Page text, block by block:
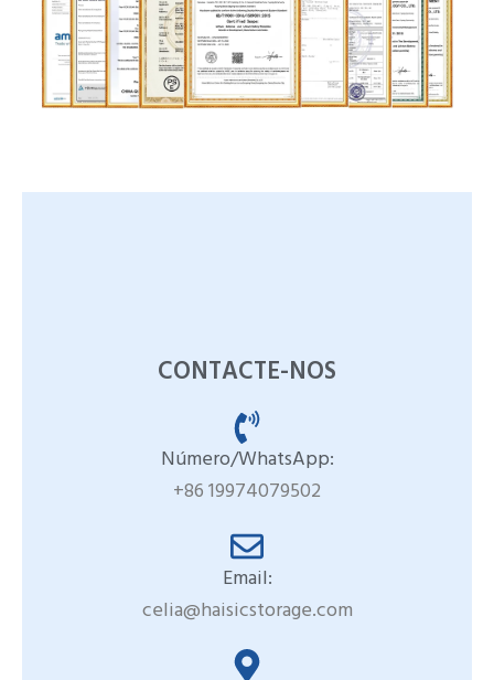
CONTACTE-NOS
Número/WhatsApp:
+86 19974079502
Email:
celia@haisicstorage.com